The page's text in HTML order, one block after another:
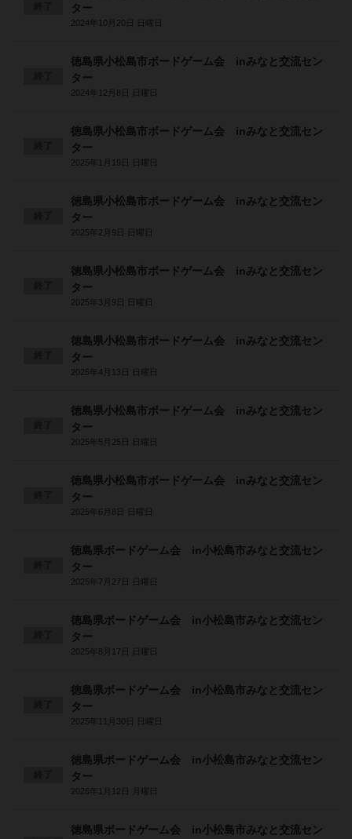
ター
2024年10月20日 日曜日
徳島県小松島市ボードゲーム会 inみなと交流セン
ター
2024年12月8日 日曜日
徳島県小松島市ボードゲーム会 inみなと交流セン
ター
2025年1月19日 日曜日
徳島県小松島市ボードゲーム会 inみなと交流セン
ター
2025年2月9日 日曜日
徳島県小松島市ボードゲーム会 inみなと交流セン
ター
2025年3月9日 日曜日
徳島県小松島市ボードゲーム会 inみなと交流セン
ター
2025年4月13日 日曜日
徳島県小松島市ボードゲーム会 inみなと交流セン
ター
2025年5月25日 日曜日
徳島県小松島市ボードゲーム会 inみなと交流セン
ター
2025年6月8日 日曜日
徳島県ボードゲーム会 in小松島市みなと交流セン
ター
2025年7月27日 日曜日
徳島県ボードゲーム会 in小松島市みなと交流セン
ター
2025年8月17日 日曜日
徳島県ボードゲーム会 in小松島市みなと交流セン
ター
2025年11月30日 日曜日
徳島県ボードゲーム会 in小松島市みなと交流セン
ター
2026年1月12日 月曜日
徳島県ボードゲーム会 in小松島市みなと交流セン